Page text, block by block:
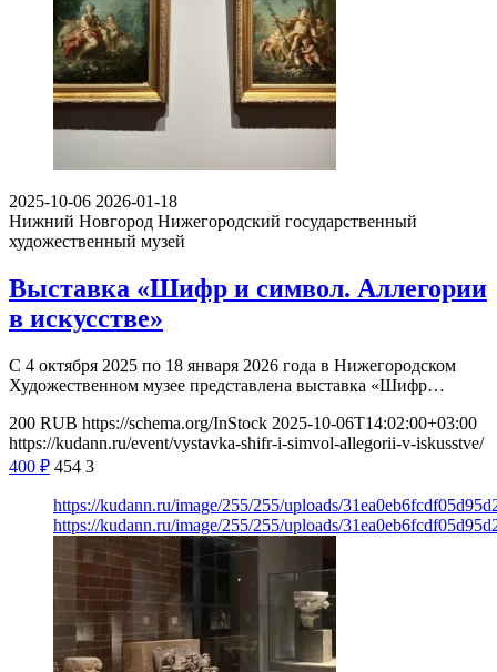
2025-10-06 2026-01-18
Нижний Новгород Нижегородский государственный
художественный музей
Выставка «Шифр и символ. Аллегории
в искусстве»
С 4 октября 2025 по 18 января 2026 года в Нижегородском
Художественном музее представлена выставка «Шифр…
200 RUB https://schema.org/InStock 2025-10-06T14:02:00+03:00
https://kudann.ru/event/vystavka-shifr-i-simvol-allegorii-v-iskusstve/
400 ₽ 454 3
https://kudann.ru/image/255/255/uploads/
https://kudann.ru/image/255/255/uploads/